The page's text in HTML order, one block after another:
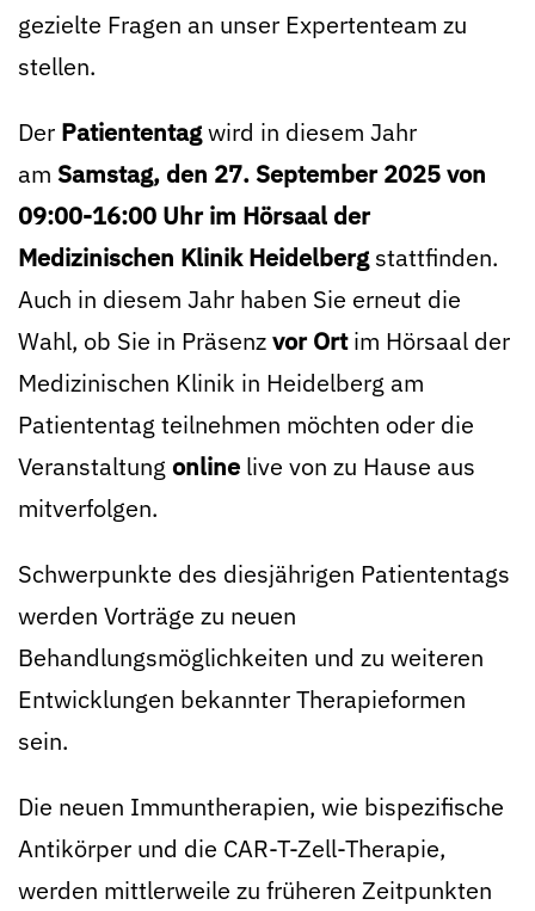
gezielte Fragen an unser Expertenteam zu
stellen.
Der Patiententagwird in diesem Jahr
am Samstag, den 27. September 2025 von
09:00-16:00 Uhr im Hörsaal der
Medizinischen Klinik Heidelbergstattfinden.
Auch in diesem Jahr haben Sie erneut die
Wahl, ob Sie in Präsenzvor Ortim Hörsaal der
Medizinischen Klinik in Heidelberg am
Patiententag teilnehmen möchten oder die
Veranstaltung online live von zu Hause aus
mitverfolgen.
Schwerpunkte des diesjährigen Patiententags
werden Vorträge zu neuen
Behandlungsmöglichkeiten und zu weiteren
Entwicklungen bekannter Therapieformen
sein.
Die neuen Immuntherapien, wie bispezifische
Antikörper und die CAR-T-Zell-Therapie,
werden mittlerweile zu früheren Zeitpunkten